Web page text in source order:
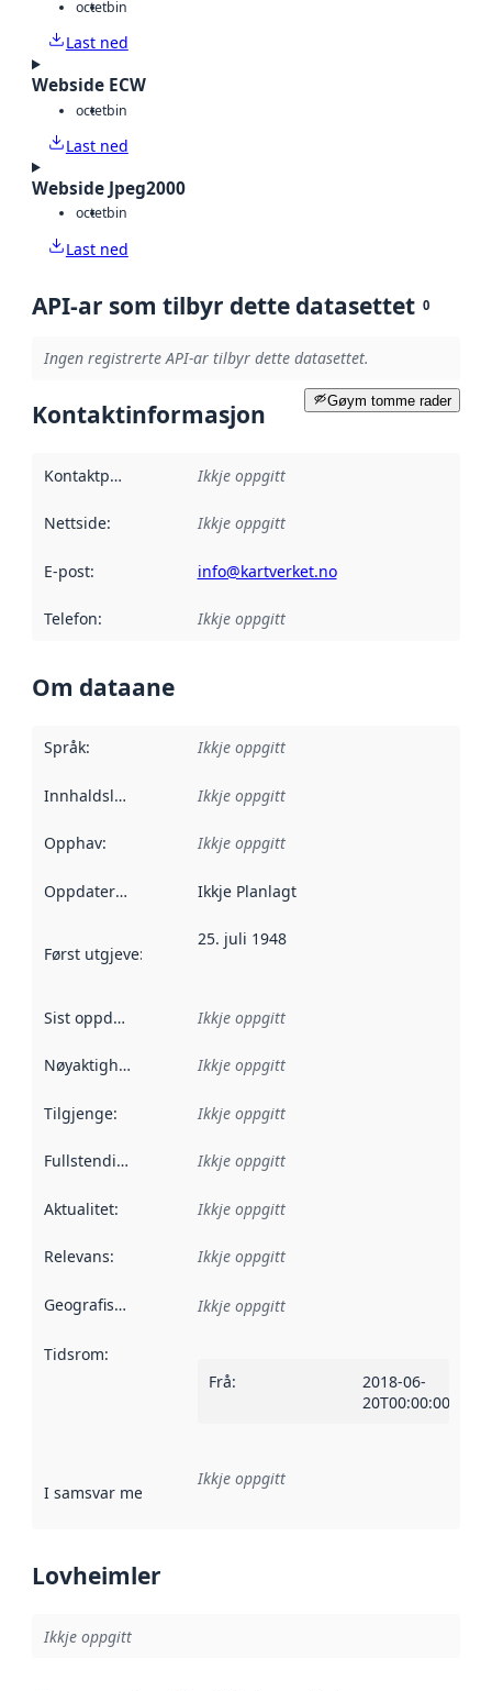
octetbin
Last ned
Webside ECW
octetbin
Last ned
Webside Jpeg2000
octetbin
Last ned
API-ar som tilbyr dette datasettet 0
Ingen registrerte API-ar tilbyr dette datasettet.
Gøym tomme rader
Kontaktinformasjon
Kontaktpunkt Ikkje oppgitt
Nettside: Ikkje oppgitt
E-post: info@kartverket.no
Telefon: Ikkje oppgitt
Om dataane
Språk: Ikkje oppgitt
Innhaldsleverandørar :
Ikkje oppgitt
Opphav: Ikkje oppgitt
Oppdateringsfrekvens :
Ikkje Planlagt
Først utgjeve: Denne datoen seier når dataa i dette
25. juli 1948
Sist oppdatert Ikkje oppgitt
Nøyaktigheit Ikkje oppgitt
Tilgjenge: Ikkje oppgitt
Fullstendigheit Ikkje oppgitt
Aktualitet: Ikkje oppgitt
Relevans: Ikkje oppgitt
Geografisk område Ikkje oppgitt
Tidsrom:
Frå:
2018-06-
20T00:00:00Z
I samsvar med Referanse til ei implementeringsregel eller
Ikkje oppgitt
Lovheimler
Ikkje oppgitt